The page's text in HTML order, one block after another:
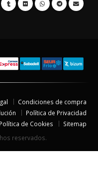
Condiciones de compra
Política de Privacidad
Política de Cookies
Sitemap
reservados.